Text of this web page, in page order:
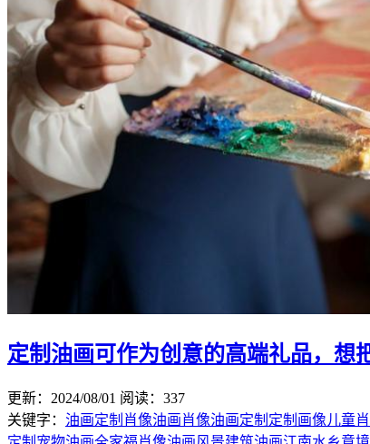
定制油画可作为创意的高端礼品，想
更新：2024/08/01 阅读：337
关键字： 油画定制 肖像油画肖像油画定制 定制画像儿童